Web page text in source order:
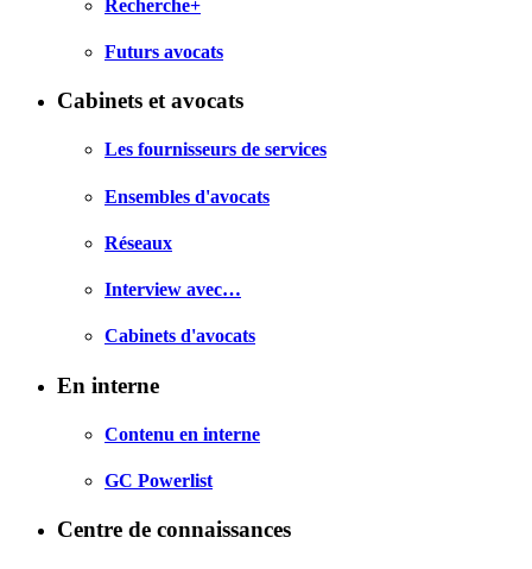
Recherche+
Futurs avocats
Cabinets et avocats
Les fournisseurs de services
Ensembles d'avocats
Réseaux
Interview avec…
Cabinets d'avocats
En interne
Contenu en interne
GC Powerlist
Centre de connaissances